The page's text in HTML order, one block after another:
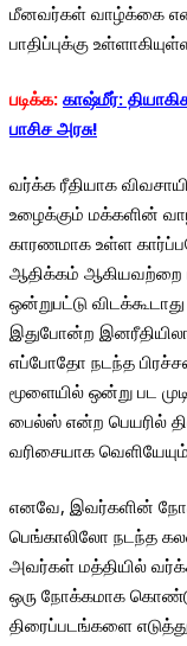
மீனவர்கள் வாழ்க்கை
பாதிப்புக்கு
படிக்க: காஷ்மீர்:
பாசிச அரசு!
வர்க்க ரீதியாக
உழைக்கும் மக்களின்
காரணமாக உள்ள
ஆதிக்கம் ஆகியவற்றை
ஒன்றுபட்டு
இதுபோன்ற
எப்போதோ நடந்த
மூளையில் ஒன்று பட
பைல்ஸ் என்ற பெயரில்
வரிசையாக வெளியேயும்
எனவே, இவர்களின்
பெங்காலிலோ நடந்த
அவர்கள் மத்தியில்
ஒரு நோக்கமாக கொண்டு
திரைப்படங்களை